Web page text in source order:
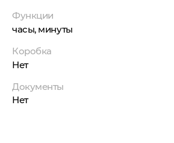
Функции
часы, минуты
Коробка
Нет
Документы
Нет